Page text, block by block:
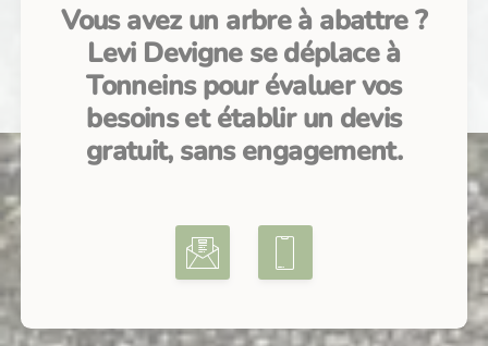
Vous avez un arbre à abattre ?
Levi Devigne se déplace à
Tonneins pour évaluer vos
besoins et établir un devis
gratuit, sans engagement.